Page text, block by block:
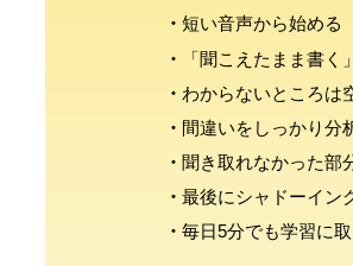
短い音声から始める
「聞こえたまま書く
わからないところは
間違いをしっかり分
聞き取れなかった部
最後にシャドーイン
毎日5分でも学習に